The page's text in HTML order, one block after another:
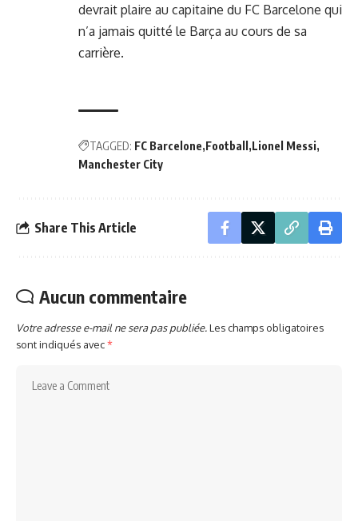
devrait plaire au capitaine du FC Barcelone qui
n’a jamais quitté le Barça au cours de sa
carrière.
TAGGED: FC Barcelone Football
Lionel Messi
Manchester City
Share This Article
Aucun commentaire
Votre adresse e-mail ne sera pas publiée.Les champs obligatoires
sont indiqués avec*